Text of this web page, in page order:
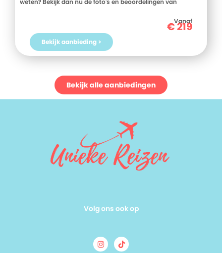
informatie! Ben jij toe aan een heerlijke vakantie in Portugal?
Boek jouw vakantie naar Appartement Lisboa 85 Suites en
Apartments vandaag nog!
Vanaf
€219
Bekijk aanbieding >
Bekijk alle aanbiedingen
Volg ons ook op